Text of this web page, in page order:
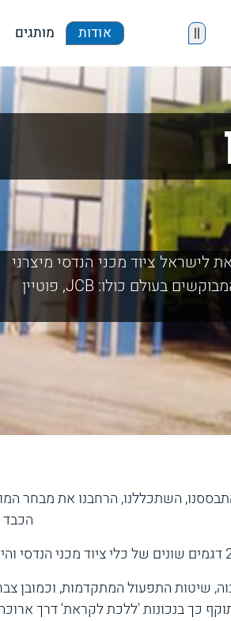
|| אודות מותגים
לישראל ציוד מכני הנדסי מיצרני
המותגים המובילים, הידועים והמבוקשים בעולם כולו: JCB, פוטיין
התבססנו, השתכללנו, הרחבנו את מבחר
הכבד
שיטות התפעול המתקדמות, וכמובן
כך בנכונות 'ללכת לקראת' דרך